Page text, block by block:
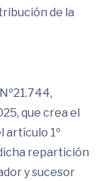
de la
que crea el
artículo 1º
repartición
y sucesor